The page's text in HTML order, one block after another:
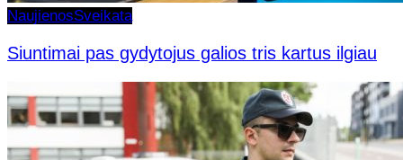
NaujienosSveikata
Siuntimai pas gydytojus galios tris kartus ilgiau